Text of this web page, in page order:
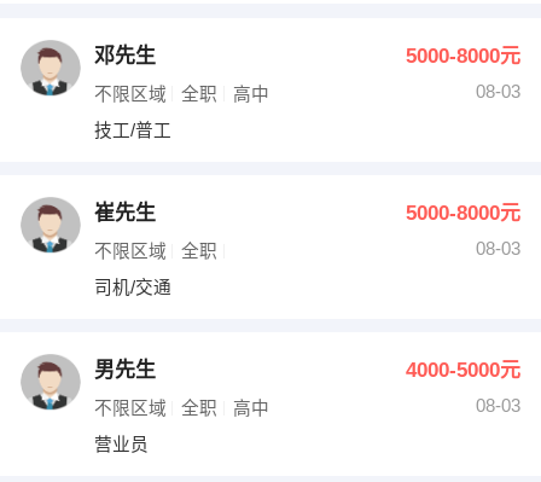
邓先生 5000-8000元
不限区域 全职 高中
08-03
技工/普工
崔先生 5000-8000元
不限区域 全职
08-03
司机/交通
男先生 4000-5000元
不限区域 全职 高中
08-03
营业员